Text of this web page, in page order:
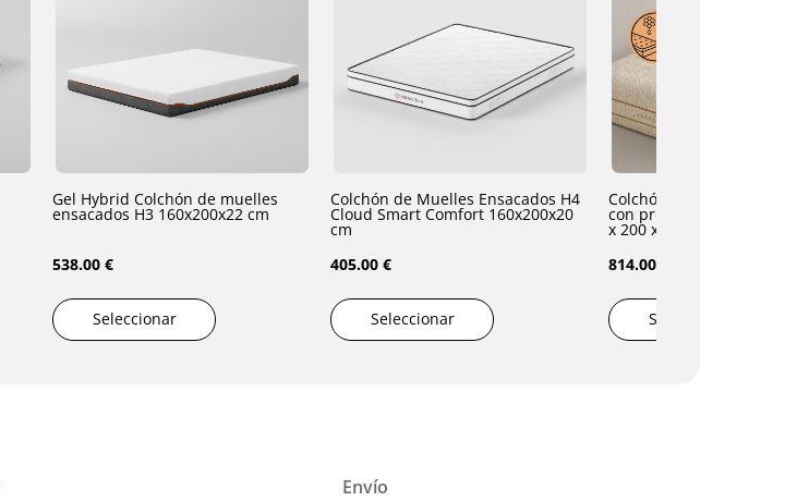
Gel Hybrid Colchón de muelles
ensacados H3 160x200x22 cm
538.00 €
Seleccionar
Colchón de Muelles Ensacados H4
Cloud Smart Comfort 160x200x20
cm
405.00 €
Seleccionar
Colchón de espuma
con propóleo y aloe vera H3/H4 160
814.00 €
Seleccionar
Envío